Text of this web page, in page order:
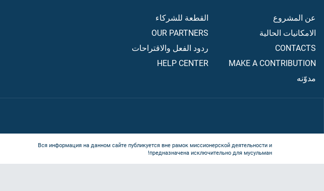
عن المشروع
الامكانيات الحالية
CONTACTS
MAKE A CONTRIBUTION
مدوّنه
القطعة للشركاء
OUR PARTNERS
ردود الفعل والاقتراحات
HELP CENTER
Вся информация на данном сайте публикуется вне рамок миссионерской деятельности и
предназначена исключительно для мусульман!